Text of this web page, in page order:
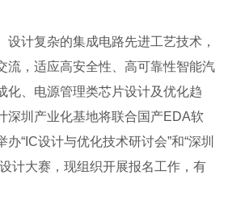
计复杂的集成电路先进工艺技术，
流，适应高安全性、高可靠性智能汽
化、电源管理类芯片设计及优化趋
深圳产业化基地将联合国产EDA软
“IC设计与优化技术研讨会”和“深圳
计大赛，现组织开展报名工作，有